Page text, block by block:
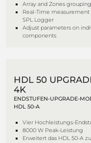
Array and Zones grouping
Real-Time
SPL Logger
Adjust parameters on
components
HDL 50
4K
ENDSTUFEN-UPGRADE-
HDL 50-A
Vier Hochleistungs-
8000 W Peak-Leistung
Erweitert das HDL 50-A